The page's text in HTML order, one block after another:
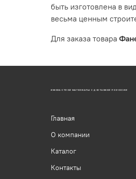
быть изготовлена в
весьма ценным
Для заказа товара
ИЖОРА-СТРОЙ МАТЕРИАЛЫ С ДОСТАВКОЙ ПО РОССИИ
Главная
О компании
Каталог
Контакты